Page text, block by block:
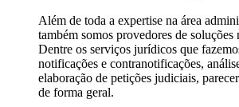
Além de toda a expertise na área
também somos provedores de soluções
Dentre os serviços jurídicos que
notificações e contranotificações,
elaboração de petições judiciais,
de forma geral.